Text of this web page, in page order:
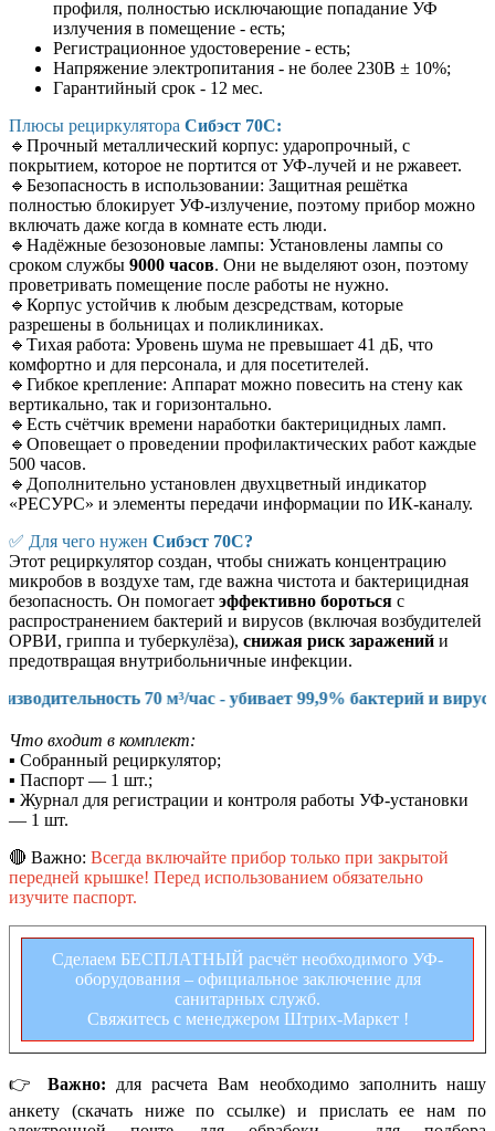
профиля, полностью исключающие попадание УФ
излучения в помещение - есть;
Регистрационное удостоверение - есть;
Напряжение электропитания - не более 230В ± 10%;
Гарантийный срок - 12 мес.
Плюсы рециркулятора Сибэст 70С:
🔹 Прочный металлический корпус: ударопрочный, с
покрытием, которое не портится от УФ-лучей и не ржавеет.
🔹 Безопасность в использовании: Защитная решётка
полностью блокирует УФ-излучение, поэтому прибор можно
включать даже когда в комнате есть люди.
🔹 Надёжные безозоновые лампы: Установлены лампы со
сроком службы 9000 часов. Они не выделяют озон, поэтому
проветривать помещение после работы не нужно.
🔹 Корпус устойчив к любым дезсредствам, которые
разрешены в больницах и поликлиниках.
🔹 Тихая работа: Уровень шума не превышает 41 дБ, что
комфортно и для персонала, и для посетителей.
🔹 Гибкое крепление: Аппарат можно повесить на стену как
вертикально, так и горизонтально.
🔹Есть счётчик времени наработки бактерицидных ламп.
🔹Оповещает о проведении профилактических работ каждые
500 часов.
🔹Дополнительно установлен двухцветный индикатор
«РЕСУРС» и элементы передачи информации по ИК-каналу.
✅ Для чего нужен Сибэст 70С?
Этот рециркулятор создан, чтобы снижать концентрацию
микробов в воздухе там, где важна чистота и бактерицидная
безопасность. Он помогает эффективно бороться с
распространением бактерий и вирусов (включая возбудителей
ОРВИ, гриппа и туберкулёза), снижая риск заражений и
предотвращая внутрибольничные инфекции.
- убивает 99,9% бактерий и вирусов (ГРИПП, ОРВИ,
Что входит в комплект:
▪ Собранный рециркулятор;
▪ Паспорт — 1 шт.;
▪ Журнал для регистрации и контроля работы УФ-установки
— 1 шт.
🔴 Важно: Всегда включайте прибор только при закрытой
передней крышке! Перед использованием обязательно
изучите паспорт.
Сделаем БЕСПЛАТНЫЙ расчёт необходимого УФ-
оборудования – официальное заключение для
санитарных служб.
Свяжитесь с менеджером Штрих-Маркет !
👉 Важно: для расчета Вам необходимо заполнить нашу
анкету (скачать ниже по ссылке) и прислать ее нам по